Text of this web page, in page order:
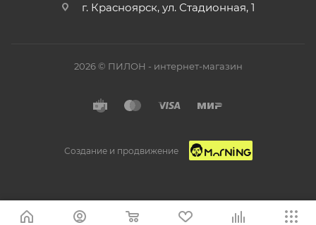
г. Красноярск, ул. Стадионная, 1
2026 © ПИЛОН - интернет-магазин
Создание и продвижение